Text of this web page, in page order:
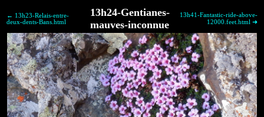
← 13h23-Relais-entre-
deux-dents-Bans.html
13h24-Gentianes-
mauves-inconnue
13h41-Fantastic-ride-above-
12000.feet.html ➜